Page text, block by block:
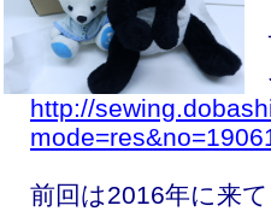
http://
前回は2016年に来